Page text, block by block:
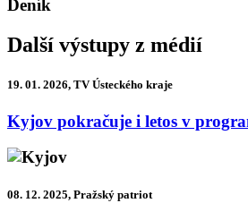
Deník
Další výstupy z médií
19. 01. 2026, TV Ústeckého kraje
Kyjov pokračuje i letos v
08. 12. 2025, Pražský patriot